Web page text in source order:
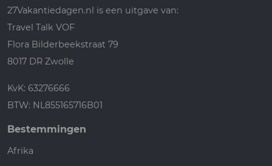
27Vakantiedagen.nl is een uitgave van:
Travel Talk VOF
Flora Bilderbeekstraat 79
8017 DR Zwolle
KvK: 63276666
BTW: NL855165716B01
Bestemmingen
Afrika